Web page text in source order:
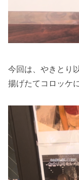
今回は、やきとり
揚げたてコロッケ